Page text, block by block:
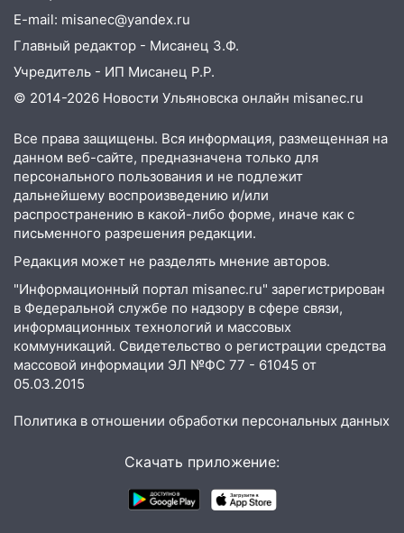
19:34
В следственном управлении
состоялось торжественное
мероприятие, приуроченное к
празднованию Дня сотрудника органов
следствия Российской Федерации
поддержать «Симбирскую чебурашку»
на фестивале «ФормАРТ»
18:11 Ульяновская область стала
пилотным регионом проекта
«Культурное долголетие»
17:23
Прогноз погоды в Ульяновской
области на 8 августа
17:16 В реанимацию Ульяновской
областной больницы поступили шесть
новых аппаратов ИВЛ
16:51 В Чердаклинском районе
ремонтируют дороги, ставят остановки
и проводят новое освещение
В Ульяновске установили ещё
девять бункеров для крупногабаритного
E-mail: misanec@yandex.ru
Главный редактор - Мисанец З.Ф.
Учредитель - ИП Мисанец Р.Р.
© 2014-2026 Новости Ульяновска онлайн misanec.ru
Все права защищены. Вся информация, размещенная на
данном веб-сайте, предназначена только для
персонального пользования и не подлежит
дальнейшему воспроизведению и/или
распространению в какой-либо форме, иначе как с
письменного разрешения редакции.
Редакция может не разделять мнение авторов.
"Информационный портал misanec.ru" зарегистрирован
в Федеральной службе по надзору в сфере связи,
информационных технологий и массовых
коммуникаций. Свидетельство о регистрации средства
массовой информации ЭЛ №ФС 77 - 61045 от
05.03.2015
Политика в отношении обработки персональных данных
Скачать приложение: